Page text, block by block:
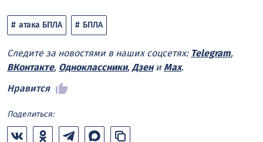
атака БПЛА БПЛА
Следите за новостями в наших соцсетях: Telegram,
ВКонтакте, Одноклассники, Дзени Max.
Нравится
Поделиться: